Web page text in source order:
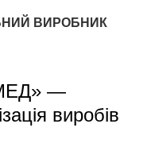
ВИРОБНИК
—
виробів